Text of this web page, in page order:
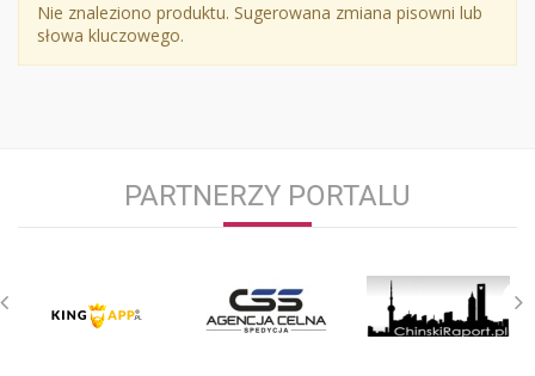
Nie znaleziono produktu. Sugerowana zmiana pisowni lub
słowa kluczowego.
PARTNERZY PORTALU